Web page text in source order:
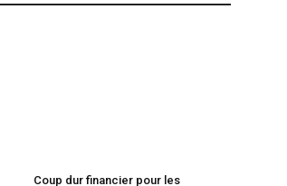
Coup dur financier pour les